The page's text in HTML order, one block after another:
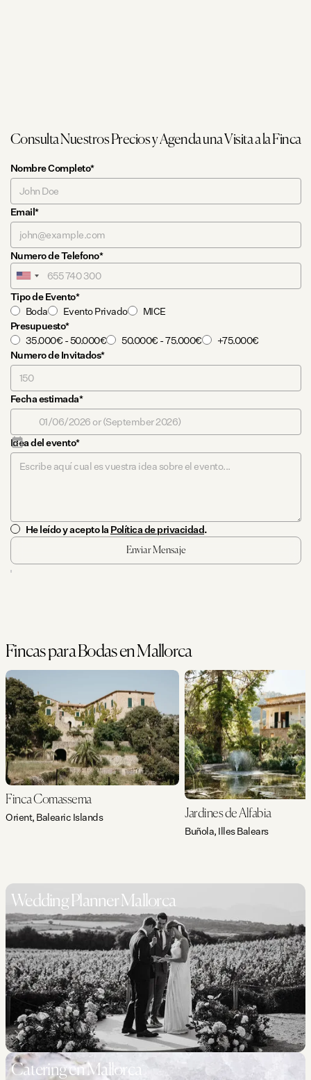
Consulta Nuestros Precios y Agenda una Visita a la Finca
Nombre Completo*
Email*
Numero de Telefono*
Tipo de Evento*
Boda
Evento Privado
MICE
Presupuesto*
35.000€ - 50.000€
50.000€ - 75.000€
+75.000€
Numero de Invitados*
Fecha estimada*
Idea del evento*
He leído y acepto la Política de privacidad.
Fincas para Bodas en Mallorca
Finca Comassema
Orient, Balearic Islands Jardines de Alfabia
Buñola, Illes Balears
Wedding Planner Mallorca
Catering en Mallorca